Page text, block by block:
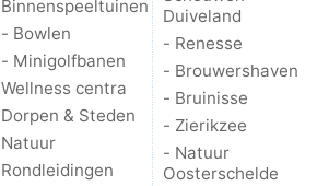
Binnenspeeltuinen
- Bowlen
- Minigolfbanen
Wellness centra
Dorpen & Steden
Natuur
Rondleidingen
Duiveland
- Renesse
- Brouwershaven
- Bruinisse
- Zierikzee
- Natuur
Oosterschelde